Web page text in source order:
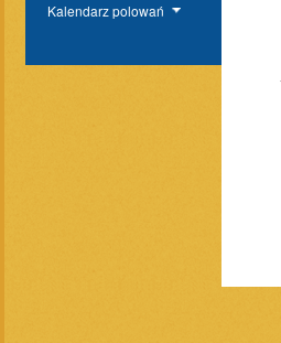
Kalendarz polowań